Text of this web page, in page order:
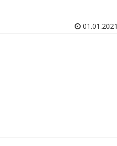
01.01.2021